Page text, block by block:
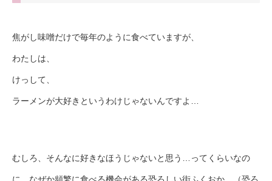
焦がし味噌だけで毎年のように食べていますが、
わたしは、
けっして、
ラーメンが大好きというわけじゃないんですよ…
むしろ、そんなに好きなほうじゃないと思う…ってくらいなの